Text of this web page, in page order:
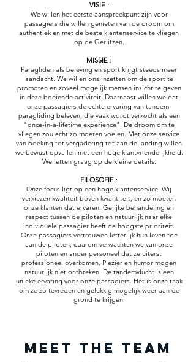
VISIE:
We willen het eerste aanspreekpunt zijn voor
passagiers die willen genieten van de droom om
authentiek en met de beste klantenservice te vliegen
op de Gerlitzen.
MISSIE :
Paragliden als beleving en sport krijgt steeds meer
aandacht. We willen ons inzetten om de sport te
promoten en zoveel mogelijk mensen inzicht te geven
in deze boeiende activiteit. Daarnaast willen we dat
onze passagiers de echte ervaring van tandem-
paragliding beleven, die vaak wordt verkocht als een
"once-in-a-lifetime experience". De droom om te
vliegen zou echt zo moeten voelen. Met onze service
van boeking tot vergadering tot aan de landing willen
we bewust opvallen met een hoge klantvriendelijkheid.
We letten graag op de kleine details.
FILOSOFIE :
Onze focus ligt op een hoge klantenservice. Wij
verkiezen kwaliteit boven kwantiteit, en zo moeten
onze klanten dat ervaren. Gelijke behandeling en
respect tussen de piloten en natuurlijk naar elke
individuele passagier heeft de hoogste prioriteit.
Onze passagiers vertrouwen letterlijk hun leven toe
aan de piloten, daarom verwachten we van onze
piloten en ander personeel dat ze uiterst
professioneel overkomen. Plezier en humor mogen
natuurlijk niet ontbreken. De tandemvlucht is een
unieke ervaring voor onze passagiers. Het is onze taak
om ze zo tevreden en gelukkig mogelijk weer aan de
grond te krijgen.
MEET THE TEAM